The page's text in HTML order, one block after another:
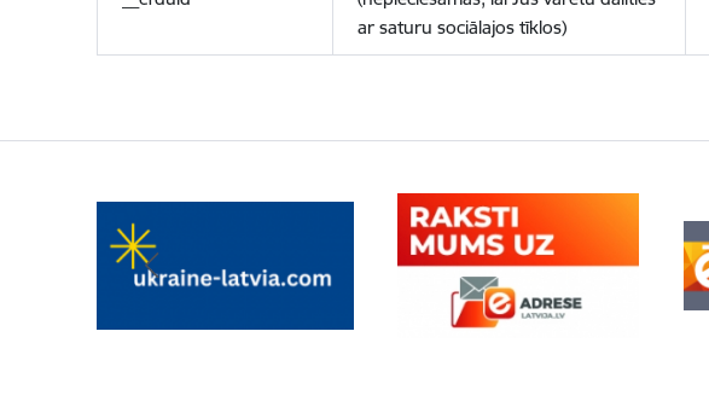
ar saturu sociālajos tīklos)